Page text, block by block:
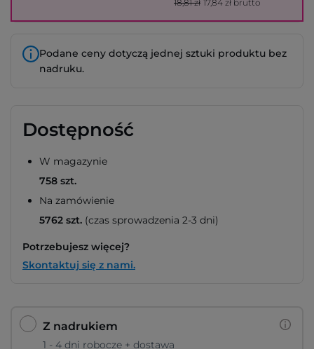
18,81 zł 17,84 zł brutto
Podane ceny dotyczą jednej sztuki produktu bez
nadruku.
Dostępność
W magazynie
758 szt.
Na zamówienie
5762 szt. (czas sprowadzenia 2-3 dni)
Potrzebujesz więcej?
Skontaktuj się z nami.
Z nadrukiem
1 - 4 dni robocze + dostawa